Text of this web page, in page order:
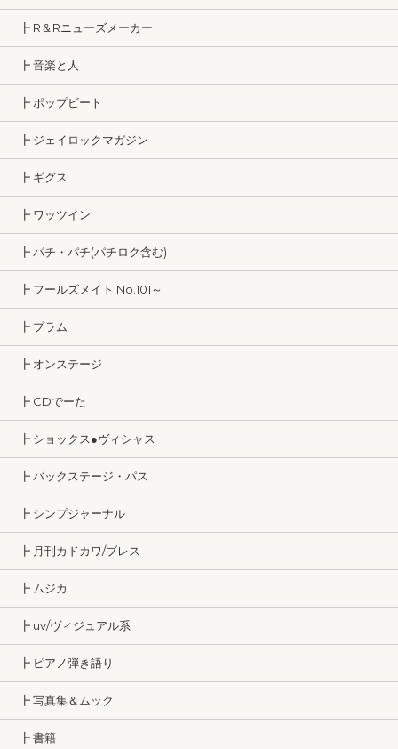
┣ R＆Rニューズメーカー
┣ 音楽と人
┣ ポップビート
┣ ジェイロックマガジン
┣ ギグス
┣ ワッツイン
┣ パチ・パチ(パチロク含む)
┣ フールズメイト No.101～
┣ プラム
┣ オンステージ
┣ CDでーた
┣ ショックス●ヴィシャス
┣ バックステージ・パス
┣ シンプジャーナル
┣ 月刊カドカワ/ブレス
┣ ムジカ
┣ uv/ヴィジュアル系
┣ ピアノ弾き語り
┣ 写真集＆ムック
┣ 書籍